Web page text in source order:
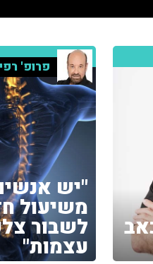
פרופ'
"יש
משיעול
לשבור
עצמות"